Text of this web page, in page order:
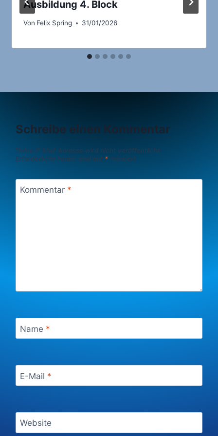
Ausbildung 4. Block
Von Felix Spring 31/01/2026
Schreibe einen Kommentar
Deine E-Mail-Adresse wird nicht veröffentlicht.
Erforderliche Felder sind mit * markiert
Kommentar *
Name *
E-Mail *
Website